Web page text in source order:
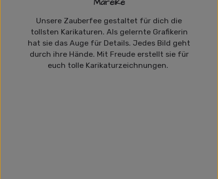
Mareike
Unsere Zauberfee gestaltet für dich die
tollsten Karikaturen. Als gelernte Grafikerin
hat sie das Auge für Details. Jedes Bild geht
durch ihre Hände. Mit Freude erstellt sie für
euch tolle Karikaturzeichnungen.